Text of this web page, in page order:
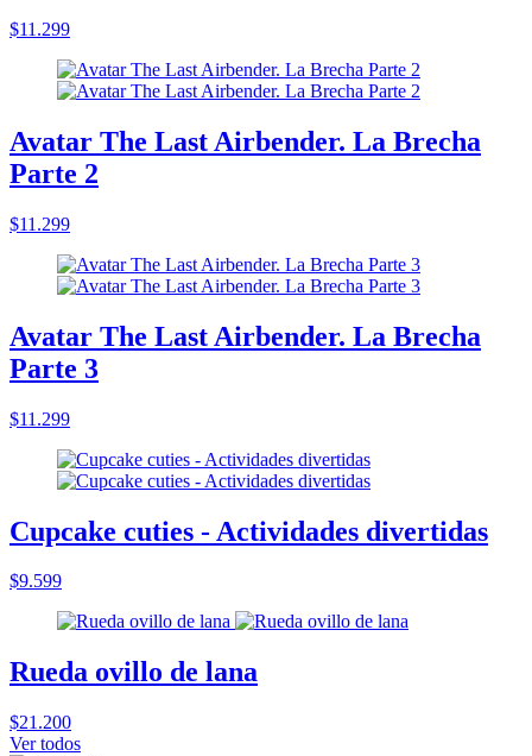
$11.299
Avatar The Last Airbender. La Brecha
Parte 2
$11.299
Avatar The Last Airbender. La Brecha
Parte 3
$11.299
Cupcake cuties - Actividades divertidas
$9.599
Rueda ovillo de lana
$21.200
Ver todos